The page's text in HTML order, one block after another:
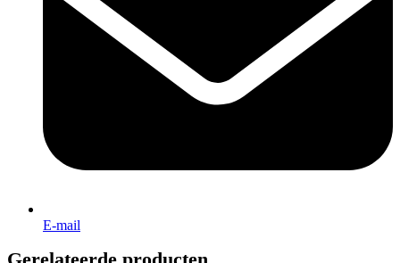
E-mail